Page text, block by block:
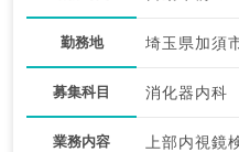
勤務地 埼玉県加須
募集科目 消化器内科
業務内容